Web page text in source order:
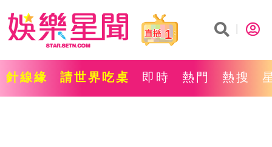
1
針線緣 請世界吃桌 即時 熱門 熱搜